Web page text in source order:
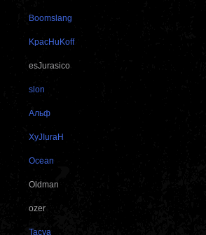
Boomslang
KpacHuKoff
esJurasico
slon
Альф
XyJIuraH
Ocean
Oldman
ozer
Tacya